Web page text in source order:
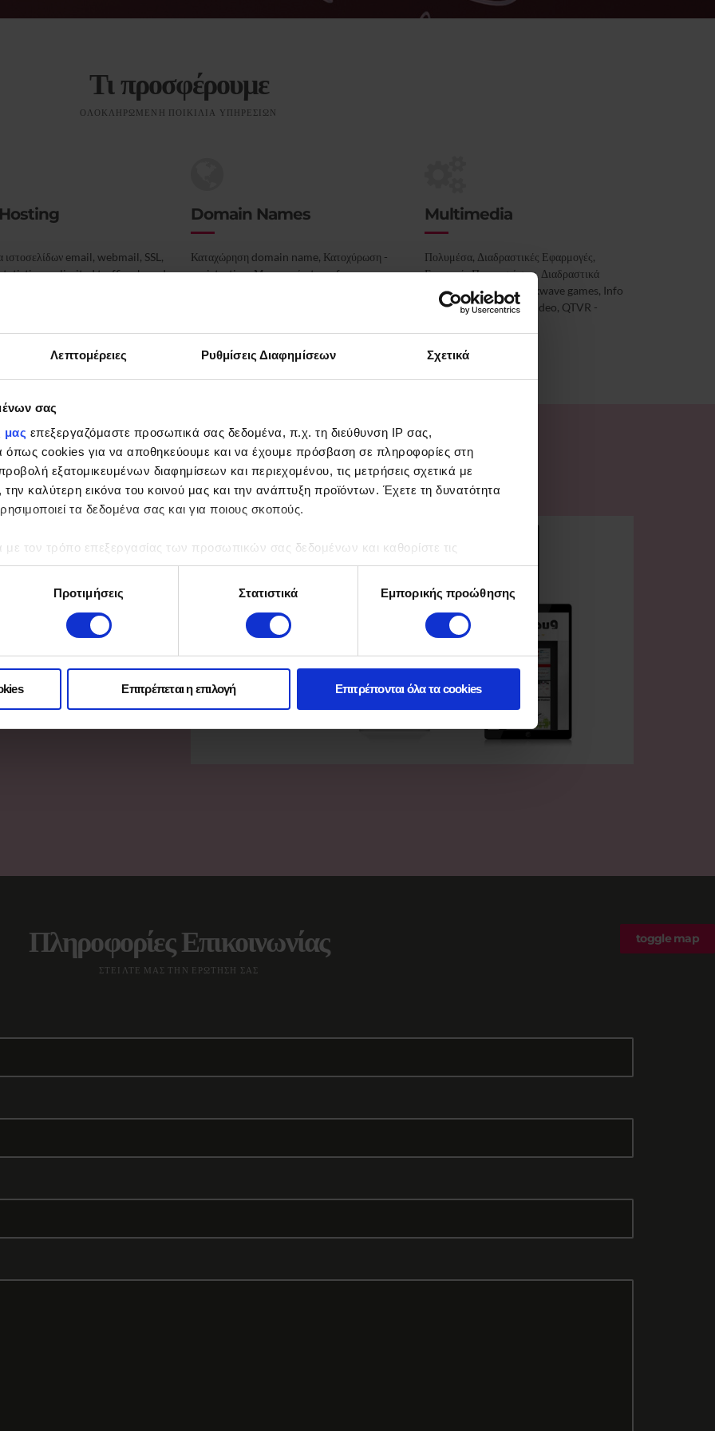
Λεπτομέρειες Ρυθμίσεις Διαφημίσεων Σχετικά
σας
μας επεξεργαζόμαστε προσωπικά σας δεδομένα, π.χ. τη διεύθυνση IP σας,
όπως cookies για να αποθηκεύουμε και να έχουμε πρόσβαση σε πληροφορίες στη
εξατομικευμένων διαφημίσεων και περιεχομένου, τις μετρήσεις σχετικά με
την καλύτερη εικόνα του κοινού μας και την ανάπτυξη προϊόντων. Έχετε τη δυνατότητα
τα δεδομένα σας και για ποιους σκοπούς.
με τον τρόπο επεξεργασίας των προσωπικών σας δεδομένων και καθορίστε τις
“Λεπτομέρειες”. Μπορείτε να αλλάξετε ή να ανακαλέσετε τη συγκατάθεσή σας ανά
Προτιμήσεις Στατιστικά Εμπορικής προώθησης
Επιτρέπεται η επιλογή Επιτρέπονται όλα τα cookies
Τι προσφέρουμε
ΟΛΟΚΛΗΡΩΜΕΝΗ ΠΟΙΚΙΛΙΑ ΥΠΗΡΕΣΙΩΝ
ιστοσελίδων email, webmail, SSL,
unlimited traffic, shared
Domain Names
Καταχώρηση domain name, Κατοχύρωση -
registration, Μεταφορά - transfer, .gr, .eu,
Multimedia
Πολυμέσα, Διαδραστικές Εφαρμογές,
Εταιρικές Παρουσιάσεις, Διαδραστικά
Εκθέματα, Flash - Shockwave games, Info
Kiosks, Installations, Video, QTVR -
σας σε όλες
την παλιά σας
και smartphones
Πληροφορίες Επικοινωνίας
ΣΤΕΙΛΤΕ ΜΑΣ ΤΗΝ ΕΡΩΤΗΣΗ ΣΑΣ
toggle map